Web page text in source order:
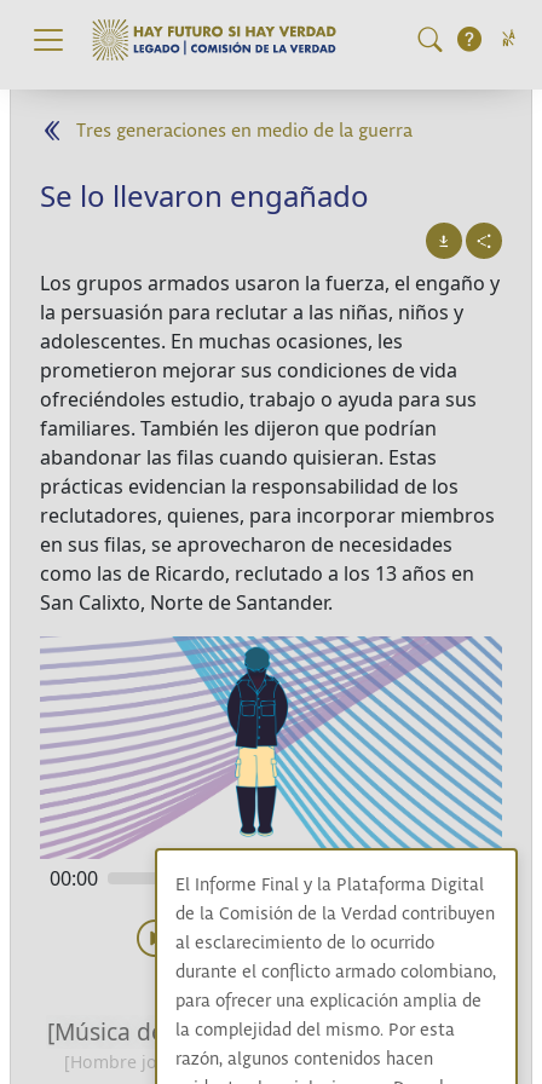
Pasar al contenido principal
Tres generaciones en medio de la guerra
Se lo llevaron engañado
Los grupos armados usaron la fuerza, el engaño y
la persuasión para reclutar a las niñas, niños y
adolescentes. En muchas ocasiones, les
prometieron mejorar sus condiciones de vida
ofreciéndoles estudio, trabajo o ayuda para sus
familiares. También les dijeron que podrían
abandonar las filas cuando quisieran. Estas
prácticas evidencian la responsabilidad de los
reclutadores, quienes, para incorporar miembros
en sus filas, se aprovecharon de necesidades
como las de Ricardo, reclutado a los 13 años en
San Calixto, Norte de Santander.
00:00 03:13
[Música de suspenso y sonidos de lluvia]
[Hombre joven habla] El comandante me mandó a
El Informe Final y la Plataforma Digital
de la Comisión de la Verdad contribuyen
al esclarecimiento de lo ocurrido
durante el conflicto armado colombiano,
para ofrecer una explicación amplia de
la complejidad del mismo. Por esta
razón, algunos contenidos hacen